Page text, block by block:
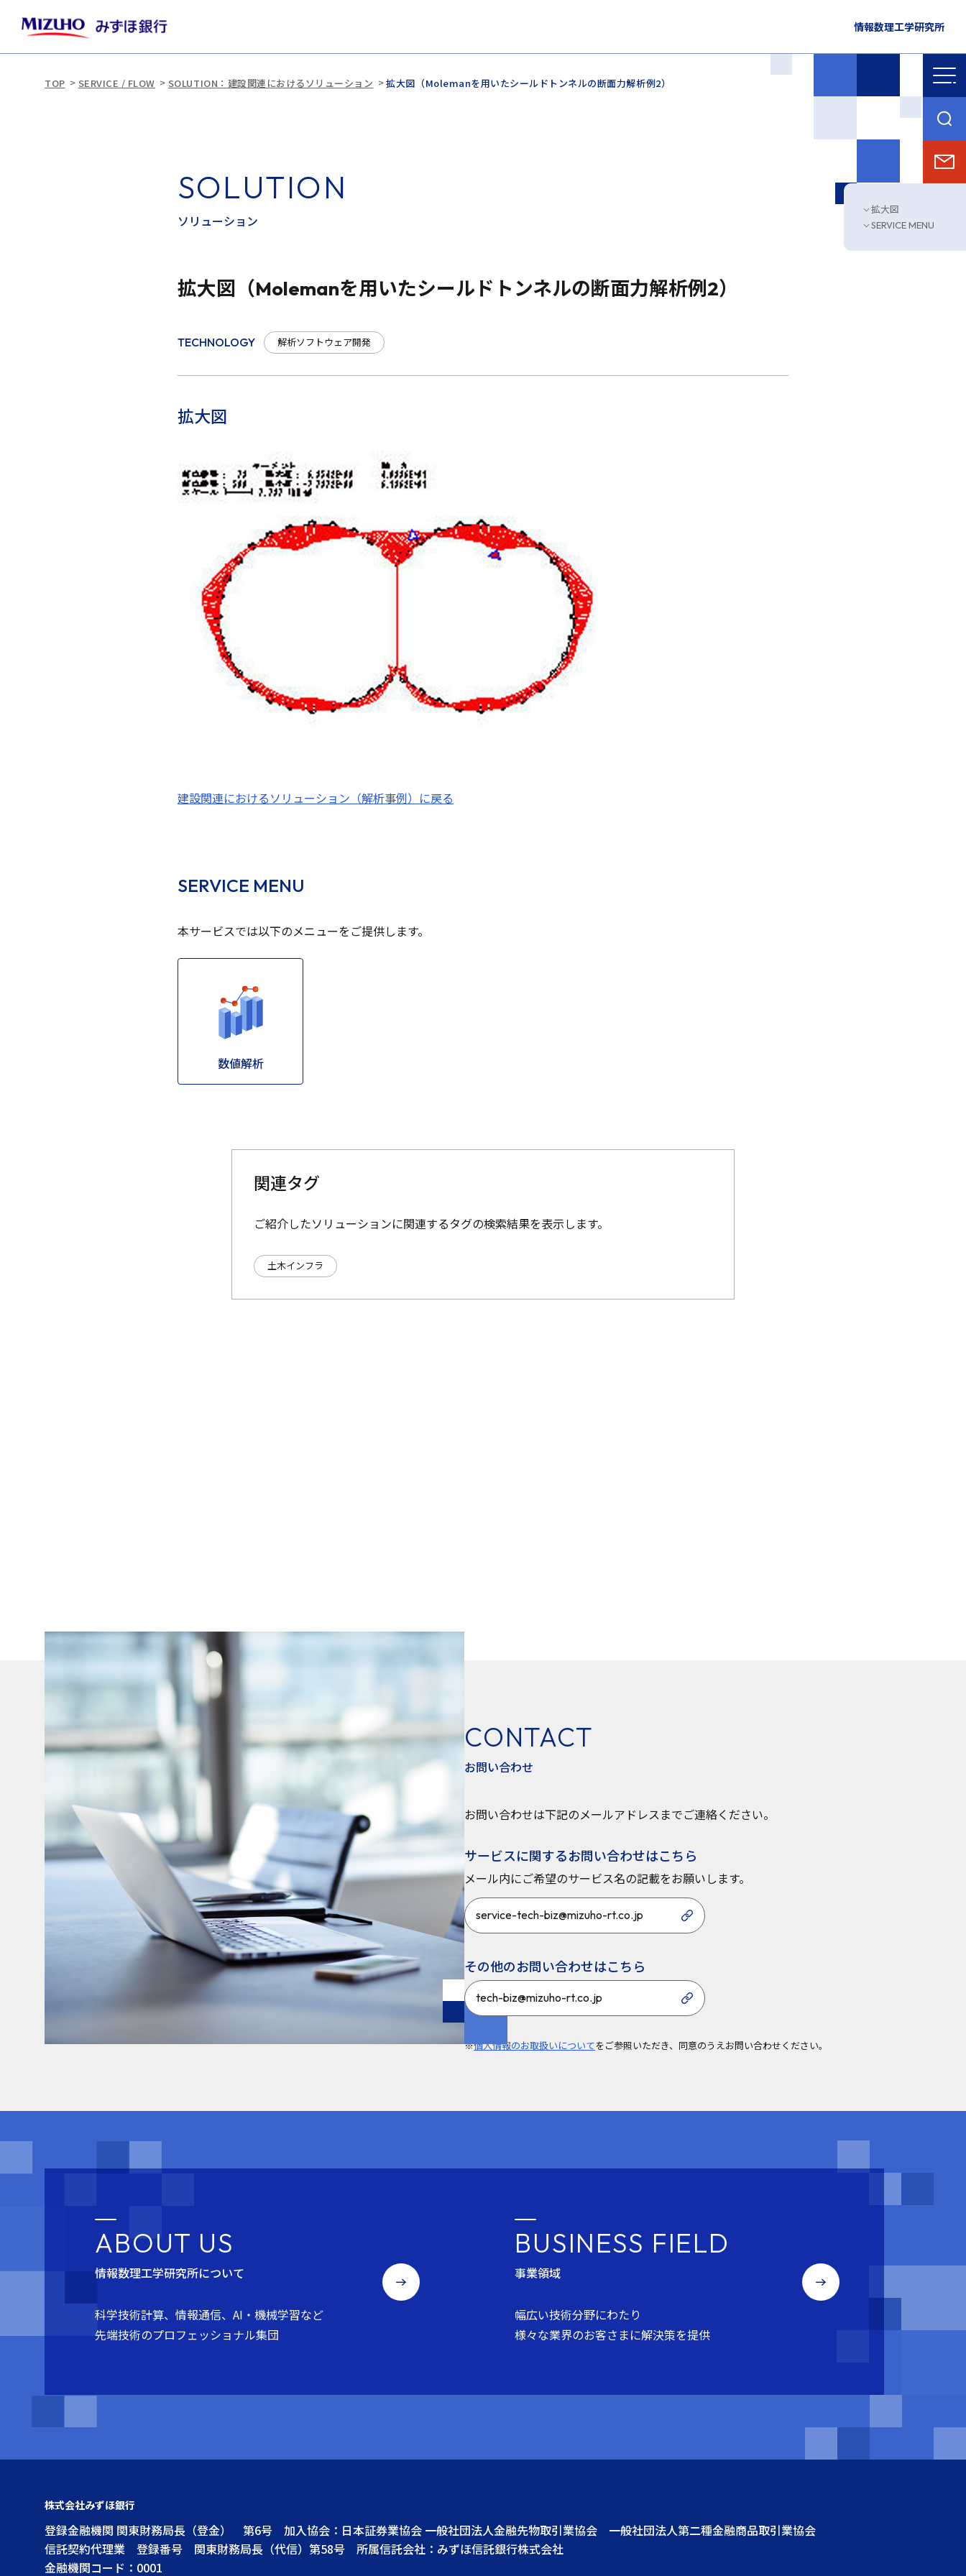
情報数理工学研究所
TOP SERVICE / FLOW SOLUTION：建設関連におけるソリューション 拡大図（Molemanを用いたシールドトンネルの断面力解析例2）
拡大図
SERVICE MENU
SOLUTION
ソ リ ューショ ン
拡大図（Molemanを用いたシールドトンネルの断面力解析例2）
TECHNOLOGY 解析ソフトウェア開発
拡大図
建設関連におけるソリューション（解析事例）に戻る
SERVICE MENU
本サービスでは以下のメニューをご提供します。
数値解析
関連タグ
ご紹介したソリューションに関連するタグの検索結果を表示します。
土木インフラ
CONTACT
お問い合わせ
お問い合わせは下記のメールアドレスまでご連絡ください。
サービスに関するお問い合わせはこちら
メール内にご希望のサービス名の記載をお願いします。
service-tech-biz@mizuho-rt.co.jp
その他のお問い合わせはこちら
tech-biz@mizuho-rt.co.jp
※個人情報のお取扱いについてをご参照いただき、同意のうえお問い合わせください。
ABOUT US
情報数理工学研究所について
科学技術計算、情報通信、AI・機械学習など
先端技術のプロフェッショナル集団
BUSINESS FIELD
事業領域
幅広い技術分野にわたり
様々な業界のお客さまに解決策を提供
株式会社みずほ銀行
登録金融機関 関東財務局長（登金） 第6号 加入協会：日本証券業協会 一般社団法人金融先物取引業協会 一般社団法人第二種金融商品取引業協会
信託契約代理業 登録番号 関東財務局長（代信）第58号 所属信託会社：みずほ信託銀行株式会社
金融機関コード：0001